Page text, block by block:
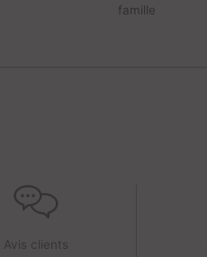
famille
Avis clients